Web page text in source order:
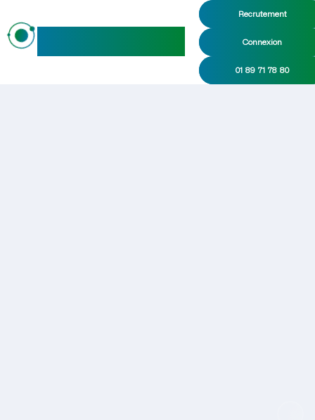
Recrutement
Connexion
01 89 71 78 80